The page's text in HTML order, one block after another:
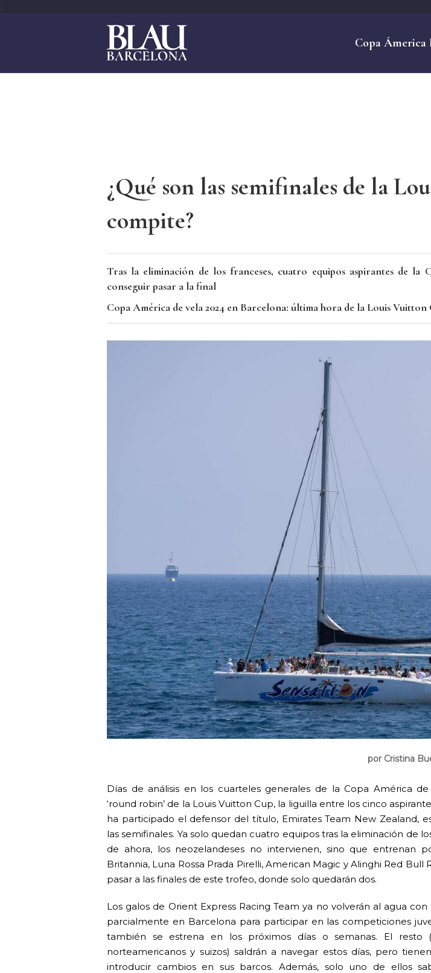
Copa Ámerica
¿Qué son las semifinales de la
compite?
Tras la eliminación de los franceses, cuatro equipos aspirantes de
conseguir pasar a la final
Copa América de vela 2024 en Barcelona: última hora de la Louis
por Cristina
Días de análisis en los cuarteles generales de la Copa América de
‘round robin’ de la Louis Vuitton Cup, la liguilla entre los cinco
ha participado el defensor del título, Emirates Team New Zealand,
las semifinales. Ya solo quedan cuatro equipos tras la eliminación de
de ahora, los neozelandeses no intervienen, sino que entrenan
Britannia, Luna Rossa Prada Pirelli, American Magic y Alinghi Red Bull
pasar a las finales de este trofeo, donde solo quedarán dos.
Los galos de Orient Express Racing Team ya no volverán al agua con
parcialmente en Barcelona para participar en las competiciones
también se estrena en los próximos días o semanas. El resto
norteamericanos y suizos) saldrán a navegar estos días, pero
introducir cambios en sus barcos. Además, solo uno de ellos